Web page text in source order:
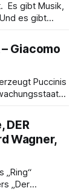
es gibt
an dem
op. 15 mit
Giacomo
Puccinis
Solisten,
DER
Wagner,
„Ring“
„Der